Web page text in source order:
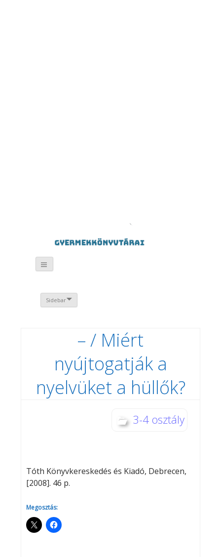
Sidebar
– / Miért
nyújtogatják a
nyelvüket a hüllők?
3-4 osztály
Tóth Könyvkereskedés és Kiadó, Debrecen,
[2008]. 46 p.
Megosztás: